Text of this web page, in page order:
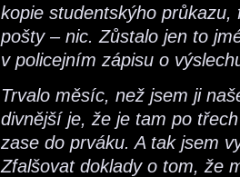
kopie studentskýho
pošty – nic. Zůstalo jen to
v policejním zápisu o
Trvalo měsíc, než jsem ji
divnější je, že je tam po
zase do prváku. A tak jsem
Zfalšovat doklady o tom, že